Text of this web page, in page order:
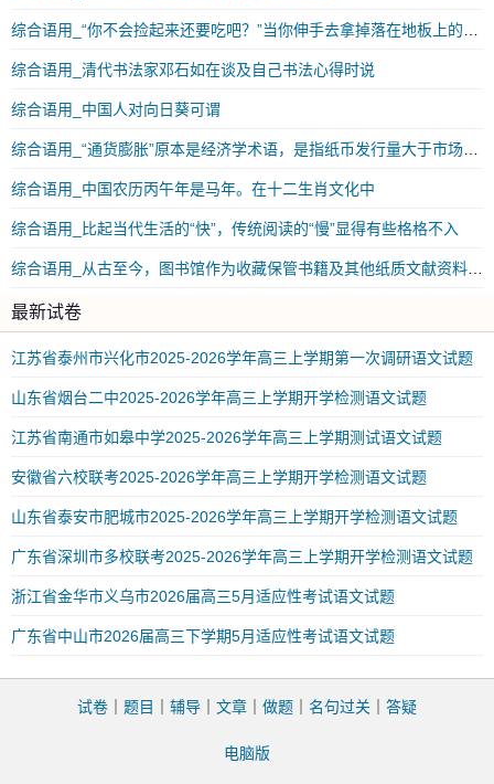
综合语用_清代书法家邓石如在谈及自己书法心得时说
综合语用_中国人对向日葵可谓
综合语用_中国农历丙午年是马年。在十二生肖文化中
综合语用_比起当代生活的“快”，传统阅读的“慢”显得有些格格不入
最新试卷
江苏省泰州市兴化市2025-2026学年高三上学期第一次调研语文试题
山东省烟台二中2025-2026学年高三上学期开学检测语文试题
江苏省南通市如皋中学2025-2026学年高三上学期测试语文试题
安徽省六校联考2025-2026学年高三上学期开学检测语文试题
山东省泰安市肥城市2025-2026学年高三上学期开学检测语文试题
广东省深圳市多校联考2025-2026学年高三上学期开学检测语文试题
浙江省金华市义乌市2026届高三5月适应性考试语文试题
广东省中山市2026届高三下学期5月适应性考试语文试题
试卷 题目 辅导 文章 做题 名句过关 答疑
电脑版